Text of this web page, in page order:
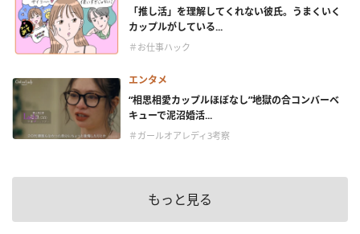
「推し活」を理解してくれない彼氏。うまくいく
カップルがしている...
＃お仕事ハック
エンタメ
“相思相愛カップルほぼなし”地獄の合コンバーベ
キューで泥沼婚活...
＃ガールオアレディ3考察
もっと見る